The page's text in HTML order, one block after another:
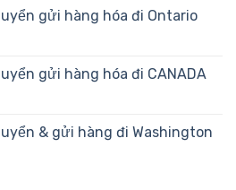
gửi hàng hóa đi Ontario
gửi hàng hóa đi CANADA
& gửi hàng đi Washington